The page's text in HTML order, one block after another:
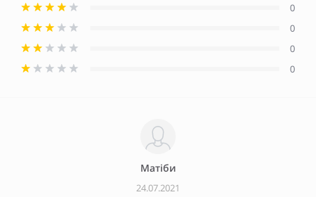
0
0
0
0
Матiби
24.07.2021